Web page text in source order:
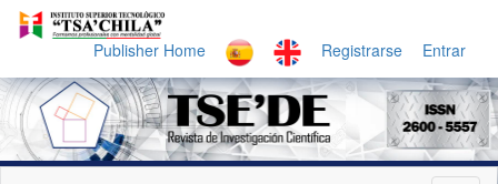
Navegación
principal
Contenido
principal
Barra
lateral
Publisher Home Registrarse Entrar